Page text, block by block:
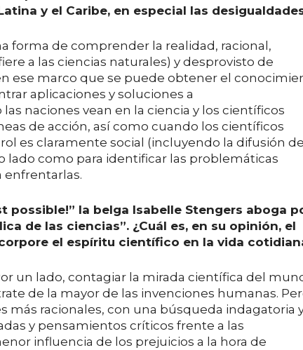
y el Caribe, en especial las
forma de comprender la realidad, racional,
a las ciencias naturales) y desprovisto de
ese marco que se puede obtener el
aplicaciones y soluciones a
naciones vean en la ciencia y los científicos
de acción, así como cuando los científicos
es claramente social (incluyendo la difusión del
como para identificar las problemáticas
enfrentarlas.
possible!” la belga Isabelle Stengers aboga
de las ciencias”. ¿Cuál es, en su opinión, el
el espíritu científico en la vida
un lado, contagiar la mirada científica del
de la mayor de las invenciones humanas.
más racionales, con una búsqueda indagatoria
y pensamientos críticos frente a las
influencia de los prejuicios a la hora de